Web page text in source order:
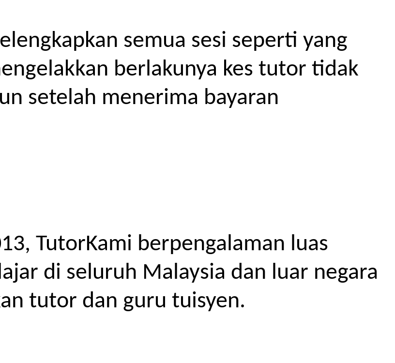
semua sesi seperti yang
berlakunya kes tutor tidak
setelah menerima bayaran
TutorKami berpengalaman luas
di seluruh Malaysia dan luar negara
tutor dan guru tuisyen.